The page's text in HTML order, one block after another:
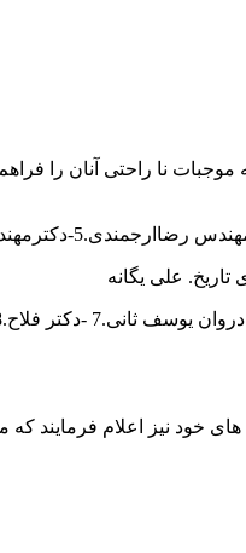
نا راحتی آنان را
های خود نیز اعلام